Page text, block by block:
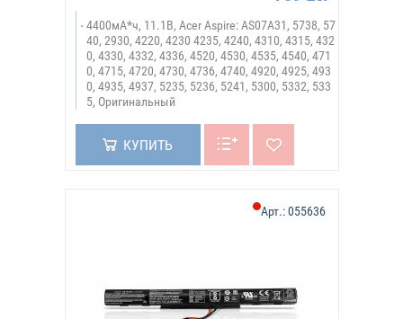
4400мА*ч, 11.1В, Acer Aspire: AS07A31, 5738, 57
40, 2930, 4220, 4230 4235, 4240, 4310, 4315, 432
0, 4330, 4332, 4336, 4520, 4530, 4535, 4540, 471
0, 4715, 4720, 4730, 4736, 4740, 4920, 4925, 493
0, 4935, 4937, 5235, 5236, 5241, 5300, 5332, 533
5, Оригинальный
КУПИТЬ
Арт.:055636